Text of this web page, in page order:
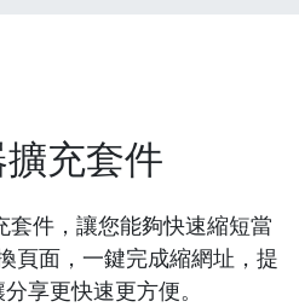
充套件
件，讓您能夠快速縮短當
頁面，一鍵完成縮網址，提
享更快速更方便。